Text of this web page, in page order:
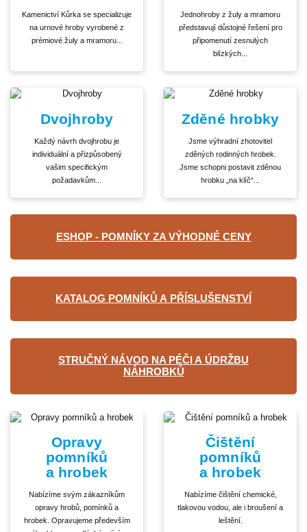
Kamenictví Kůrka se specializuje
na urnové hroby vyrobené z
prémiové žuly a mramoru...
Jednohroby z žuly a mramoru
představují důstojné řešení pro
připomenutí zesnulých
blízkých...
Dvojhroby
Každý návrh dvojhrobu je
individuální a přizpůsobený
vašim specifickým
požadavkům...
Zděné hrobky
Jsme výhradní zhotovitel
zděných rodinných hrobek.
Jsme schopni postavit zděnou
hrobku „na klíč“...
ESHOP - POMNÍKY ZA VÝHODNÉ CENY
KATALOG POMNÍKŮ A PŘÍSLUŠENSTVÍ
STRUČNÝ NÁVOD NA PÉČI A ÚDRŽBU
NÁHROBKŮ
Opravy
pomníků
a hrobek
Nabízíme svým zákazníkům
opravy hrobů, pomínků a
hrobek. Opravujeme především
Čištění
pomníků
a hrobek
Nabízíme čištění chemické,
tlakovou vodou, ale i broušení a
leštění.